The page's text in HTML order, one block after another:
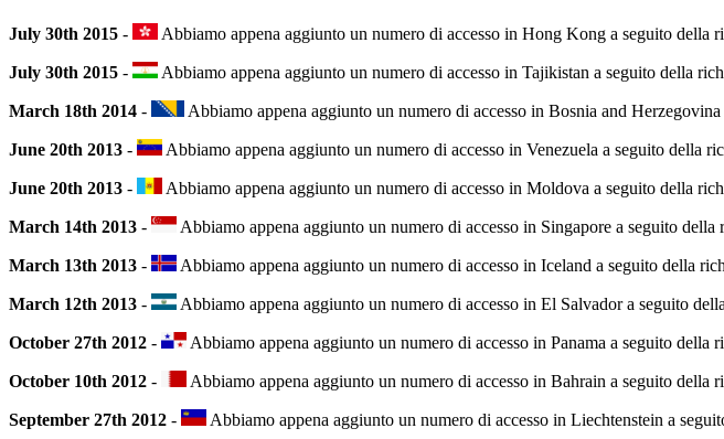
July 30th 2015 - Abbiamo appena aggiunto un numero di accesso in Hong Kong a seguito della
July 30th 2015 - Abbiamo appena aggiunto un numero di accesso in Tajikistan a seguito della
March 18th 2014 - Abbiamo appena aggiunto un numero di accesso in Bosnia and
June 20th 2013 - Abbiamo appena aggiunto un numero di accesso in Venezuela a seguito della
June 20th 2013 - Abbiamo appena aggiunto un numero di accesso in Moldova a seguito della
March 14th 2013 - Abbiamo appena aggiunto un numero di accesso in Singapore a seguito della
March 13th 2013 - Abbiamo appena aggiunto un numero di accesso in Iceland a seguito della
March 12th 2013 - Abbiamo appena aggiunto un numero di accesso in El Salvador a seguito
October 27th 2012 - Abbiamo appena aggiunto un numero di accesso in Panama a seguito della
October 10th 2012 - Abbiamo appena aggiunto un numero di accesso in Bahrain a seguito della
September 27th 2012 - Abbiamo appena aggiunto un numero di accesso in Liechtenstein a